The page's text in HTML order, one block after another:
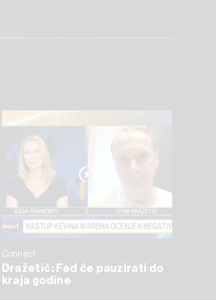
Connect
Dražetić: Fed će pauzirati do
kraja godine